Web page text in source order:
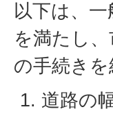
以下は、
を満たし
の手続き
道路の